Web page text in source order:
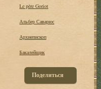
Le père Goriot
Альбер Саварюс
Архиепископ
Бакалейщик
Поделиться